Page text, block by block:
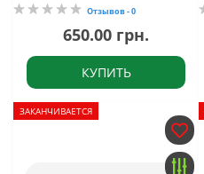
Отзывов - 0
650.00 грн.
КУПИТЬ
ЗАКАНЧИВАЕТСЯ